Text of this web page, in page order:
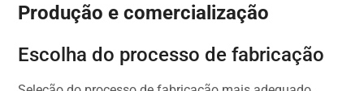
Produção e comercialização
Escolha do processo de fabricação